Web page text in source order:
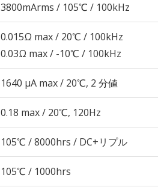
3800mArms / 105℃ / 100kHz
0.015Ω max / 20℃ / 100kHz
0.03Ω max / -10℃ / 100kHz
1640 μA max / 20℃, 2 分値
0.18 max / 20℃, 120Hz
105℃ / 8000hrs / DC+リプル
105℃ / 1000hrs